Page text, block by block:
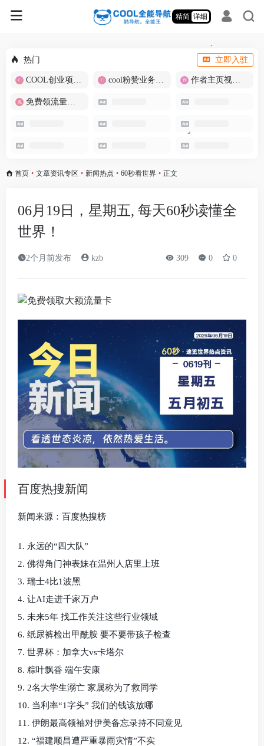
精简 详细
热门 立即入驻
COOL创业项目商城 cool粉赞业务商城【爆粉引流】 作者主页视频批量提取
免费领流量卡-包邮
首页 • 文章资讯专区 • 新闻热点 • 60秒看世界 • 正文
06月19日，星期五, 每天60秒读懂全
世界！
2个月前发布 kzb 309 0 0
百度热搜新闻
新闻来源：百度热搜榜
1. 永远的“四大队”
2. 佛得角门神表妹在温州人店里上班
3. 瑞士4比1波黑
4. 让AI走进千家万户
5. 未来5年 找工作关注这些行业领域
6. 纸尿裤检出甲酰胺 要不要带孩子检查
7. 世界杯：加拿大vs卡塔尔
8. 粽叶飘香 端午安康
9. 2名大学生溺亡 家属称为了救同学
10. 当利率“1字头” 我们的钱该放哪
11. 伊朗最高领袖对伊美备忘录持不同意见
12. “福建顺昌遭严重暴雨灾情”不实